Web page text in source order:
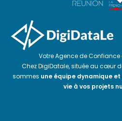
Votre Agence de Confiance
Chez DigiDatale, située au cœur
sommes une équipe dynamique
vie à vos projets